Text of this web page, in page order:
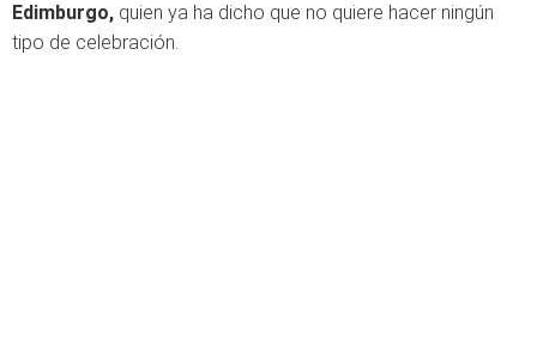
Edimburgo, quien ya ha dicho que no quiere hacer ningún
tipo de celebración.